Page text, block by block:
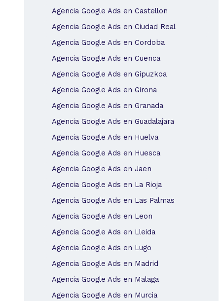
Agencia Google Ads en Castellon
Agencia Google Ads en Ciudad Real
Agencia Google Ads en Cordoba
Agencia Google Ads en Cuenca
Agencia Google Ads en Gipuzkoa
Agencia Google Ads en Girona
Agencia Google Ads en Granada
Agencia Google Ads en Guadalajara
Agencia Google Ads en Huelva
Agencia Google Ads en Huesca
Agencia Google Ads en Jaen
Agencia Google Ads en La Rioja
Agencia Google Ads en Las Palmas
Agencia Google Ads en Leon
Agencia Google Ads en Lleida
Agencia Google Ads en Lugo
Agencia Google Ads en Madrid
Agencia Google Ads en Malaga
Agencia Google Ads en Murcia